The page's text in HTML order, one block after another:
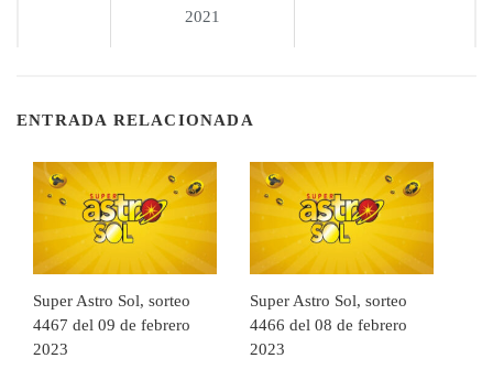
2021
ENTRADA RELACIONADA
Super Astro Sol, sorteo
4467 del 09 de febrero
2023
Super Astro Sol, sorteo
4466 del 08 de febrero
2023